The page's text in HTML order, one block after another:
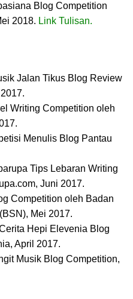
Blog Competition
2018. Link Tulisan.
Jalan Tikus Blog Review
Writing Competition oleh
Menulis Blog Pantau
Tips Lebaran Writing
Juni 2017.
Competition oleh Badan
Mei 2017.
Hepi Elevenia Blog
April 2017.
Musik Blog Competition,